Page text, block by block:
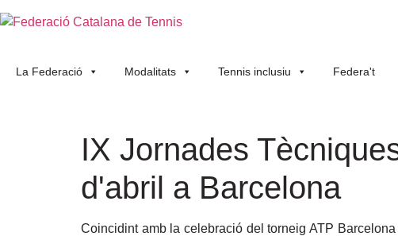
La Federació Modalitats Tennis inclusiu Federa't
IX Jornades
d'abril a Barcelona
Coincidint amb la celebració del torneig ATP